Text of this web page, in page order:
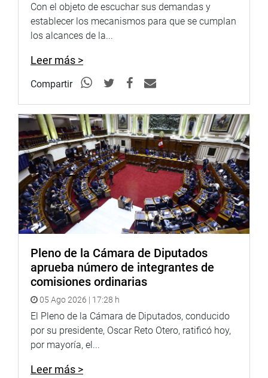
Con el objeto de escuchar sus demandas y
establecer los mecanismos para que se cumplan
los alcances de la...
Leer más >
Compartir
Pleno de la Cámara de Diputados
aprueba número de integrantes de
comisiones ordinarias
05 Ago 2026 | 17:28 h
El Pleno de la Cámara de Diputados, conducido
por su presidente, Oscar Reto Otero, ratificó hoy,
por mayoría, el...
Leer más >